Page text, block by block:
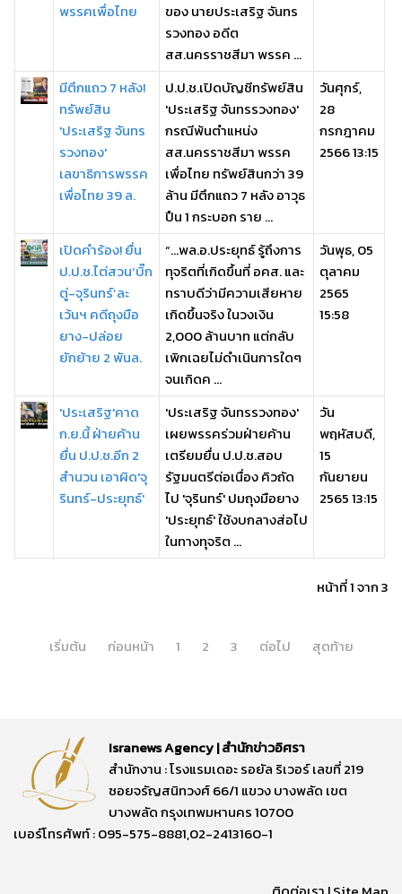
พรรคเพื่อไทย
ของ นายประเสริฐ จันทร
รวงทอง อดีต
สส.นครราชสีมา พรรค ...
มีตึกแถว 7 หลัง!
ทรัพย์สิน
'ประเสริฐ จันทร
รวงทอง'
เลขาธิการพรรค
เพื่อไทย 39 ล.
ป.ป.ช.เปิดบัญชีทรัพย์สิน
'ประเสริฐ จันทรรวงทอง'
กรณีพ้นตำแหน่ง
สส.นครราชสีมา พรรค
เพื่อไทย ทรัพย์สินกว่า 39
ล้าน มีตึกแถว 7 หลัง อาวุธ
ปืน 1 กระบอก ราย ...
วันศุกร์,
28
กรกฎาคม
2566 13:15
เปิดคำร้อง! ยื่น
ป.ป.ช.ไต่สวน‘บิ๊ก
ตู่-จุรินทร์’ละ
เว้นฯ คดีถุงมือ
ยาง-ปล่อย
ยักย้าย 2 พันล.
“…พล.อ.ประยุทธ์ รู้ถึงการ
ทุจริตที่เกิดขึ้นที่ อคส. และ
ทราบดีว่ามีความเสียหาย
เกิดขึ้นจริง ในวงเงิน
2,000 ล้านบาท แต่กลับ
เพิกเฉยไม่ดำเนินการใดๆ
จนเกิดค ...
วันพุธ, 05
ตุลาคม
2565
15:58
'ประเสริฐ'คาด
ก.ย.นี้ ฝ่ายค้าน
ยื่น ป.ป.ช.อีก 2
สำนวน เอาผิด'จุ
รินทร์-ประยุทธ์'
'ประเสริฐ จันทรรวงทอง'
เผยพรรคร่วมฝ่ายค้าน
เตรียมยื่น ป.ป.ช.สอบ
รัฐมนตรีต่อเนื่อง คิวถัด
ไป 'จุรินทร์' ปมถุงมือยาง
'ประยุทธ์' ใช้งบกลางส่อไป
ในทางทุจริต ...
วัน
พฤหัสบดี,
15
กันยายน
2565 13:15
หน้าที่ 1 จาก 3
เริ่มต้น ก่อนหน้า 1 2 3 ต่อไป สุดท้าย
Isranews Agency | สำนักข่าวอิศรา
สำนักงาน : โรงแรมเดอะ รอยัล ริเวอร์ เลขที่ 219
ซอยจรัญสนิทวงศ์ 66/1 แขวง บางพลัด เขต
บางพลัด กรุงเทพมหานคร 10700
เบอร์โทรศัพท์ : 095-575-8881,02-2413160-1